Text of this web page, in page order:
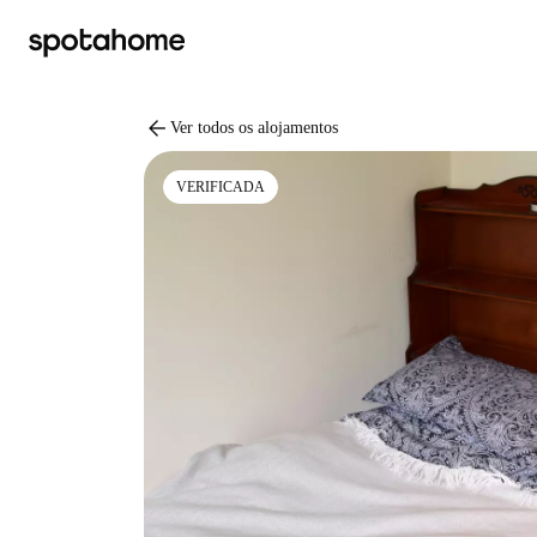
arrow_back Ver todos os alojamentos
VERIFICADA